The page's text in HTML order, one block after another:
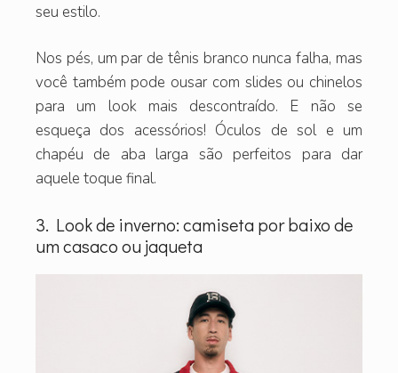
seu estilo.
Nos pés, um par de tênis branco nunca falha, mas
você também pode ousar com slides ou chinelos
para um look mais descontraído. E não se
esqueça dos acessórios! Óculos de sol e um
chapéu de aba larga são perfeitos para dar
aquele toque final.
3. Look de inverno: camiseta por baixo de
um casaco ou jaqueta